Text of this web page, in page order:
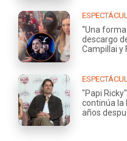
“Una
descargo
Campillai y
"Papi
continúa la
años